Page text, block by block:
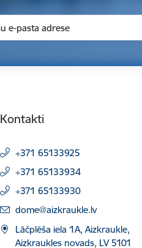
Kontakti
+371 65133925
+371 65133934
+371 65133930
E-pasts:
dome@aizkraukle.lv
Lāčplēša iela 1A, Aizkraukle,
Aizkraukles novads, LV 5101